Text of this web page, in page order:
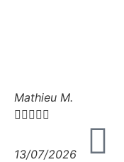
Mathieu M.

13/07/2026